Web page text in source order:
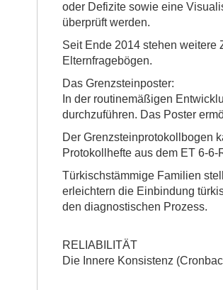
oder Defizite sowie eine
überprüft werden.
Seit Ende 2014 stehen weitere
Elternfragebögen.
Das Grenzsteinposter:
In der routinemäßigen
durchzuführen. Das Poster
Der Grenzsteinprotokollbogen
Protokollhefte aus dem ET 6-
Türkischstämmige Familien
erleichtern die Einbindung
den diagnostischen Prozess.
RELIABILITÄT
Die Innere Konsistenz